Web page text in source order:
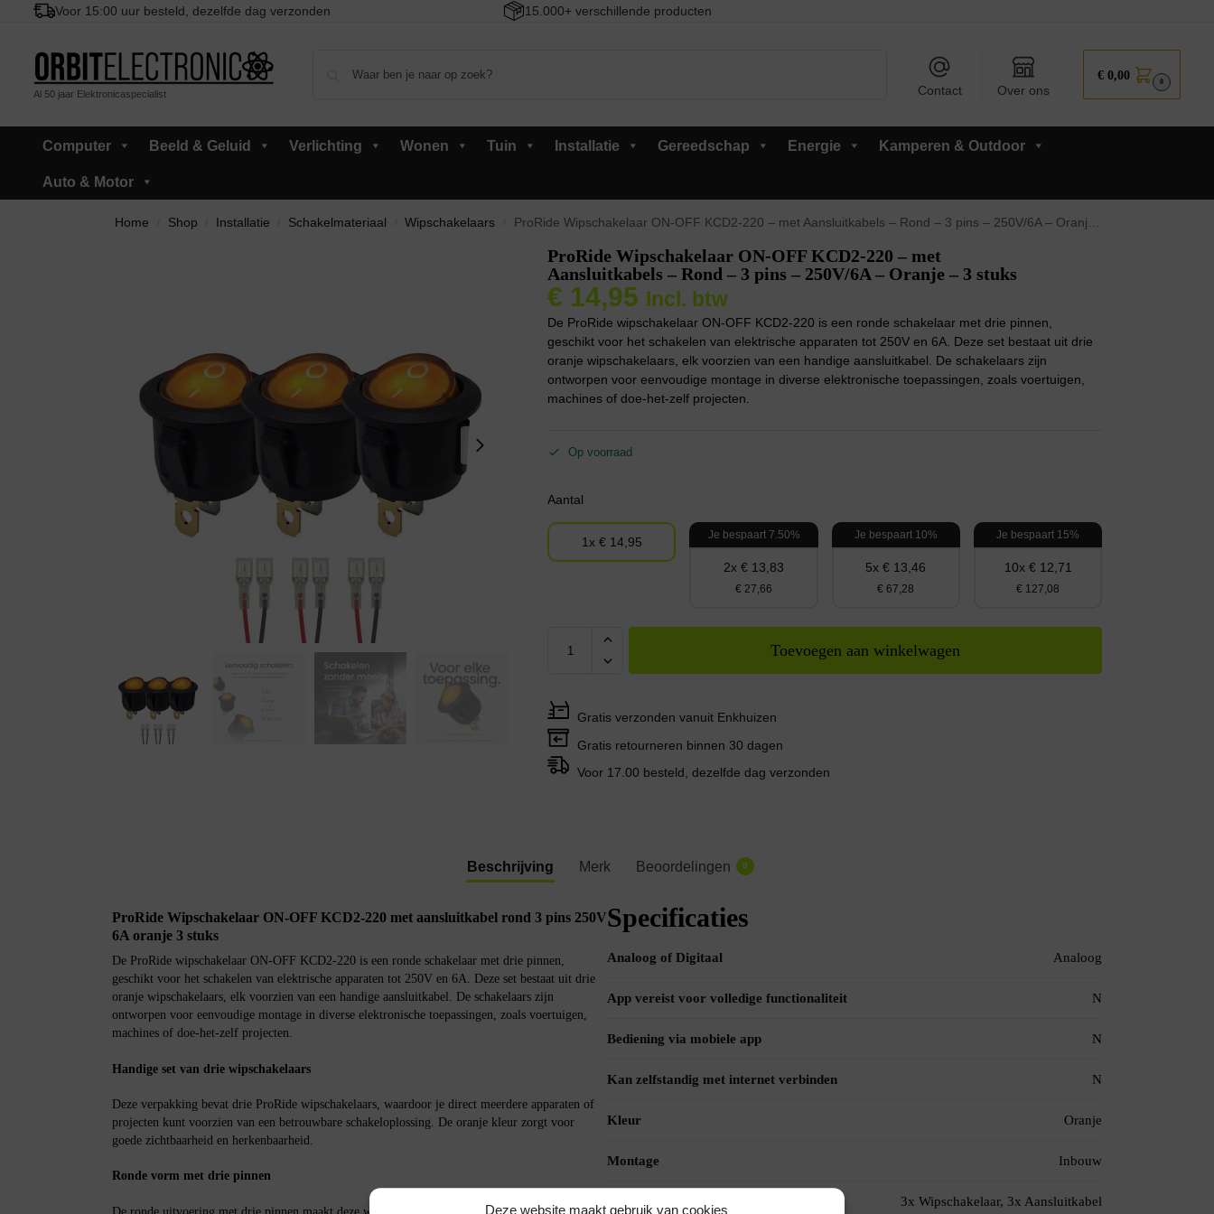
Deze website maakt gebruik van cookies
Voor 15:00 uur besteld, dezelfde dag verzonden 15.000+ verschillende producten
Al 50 jaar Elektronicaspecialist Contact Over ons
€ 0,00 0
Computer Beeld & Geluid Verlichting Wonen Tuin Installatie Gereedschap Energie Kamperen & Outdoor
Auto & Motor
Home Shop Installatie Schakelmateriaal Wipschakelaars ProRide Wipschakelaar ON-OFF KCD2-220 – met Aansluitkabels – Rond – 3 pins – 250V/6A – Oranje – 3 stuks
ProRide Wipschakelaar ON-OFF KCD2-220 – met
Aansluitkabels – Rond – 3 pins – 250V/6A – Oranje – 3 stuks
€ 14,95 Incl. btw
De ProRide wipschakelaar ON-OFF KCD2-220 is een ronde schakelaar met drie pinnen,
geschikt voor het schakelen van elektrische apparaten tot 250V en 6A. Deze set bestaat uit drie
oranje wipschakelaars, elk voorzien van een handige aansluitkabel. De schakelaars zijn
ontworpen voor eenvoudige montage in diverse elektronische toepassingen, zoals voertuigen,
machines of doe-het-zelf projecten.
Op voorraad
Aantal
1x € 14,95 Je bespaart 7.50%
2x € 13,83
€ 27,66
Je bespaart 10%
5x € 13,46
€ 67,28
Je bespaart 15%
10x € 12,71
€ 127,08
Toevoegen aan winkelwagen
Gratis verzonden vanuit Enkhuizen
Gratis retourneren binnen 30 dagen
Voor 17.00 besteld, dezelfde dag verzonden
Beschrijving Merk Beoordelingen 0
ProRide Wipschakelaar ON-OFF KCD2-220 met aansluitkabel rond 3 pins 250V
6A oranje 3 stuks
De ProRide wipschakelaar ON-OFF KCD2-220 is een ronde schakelaar met drie pinnen,
geschikt voor het schakelen van elektrische apparaten tot 250V en 6A. Deze set bestaat uit drie
oranje wipschakelaars, elk voorzien van een handige aansluitkabel. De schakelaars zijn
ontworpen voor eenvoudige montage in diverse elektronische toepassingen, zoals voertuigen,
machines of doe-het-zelf projecten.
Handige set van drie wipschakelaars
Deze verpakking bevat drie ProRide wipschakelaars, waardoor je direct meerdere apparaten of
projecten kunt voorzien van een betrouwbare schakeloplossing. De oranje kleur zorgt voor
goede zichtbaarheid en herkenbaarheid.
Ronde vorm met drie pinnen
Specificaties
Analoog of Digitaal Analoog
App vereist voor volledige functionaliteit N
Bediening via mobiele app N
Kan zelfstandig met internet verbinden N
Kleur Oranje
Montage Inbouw
3x Wipschakelaar, 3x Aansluitkabel